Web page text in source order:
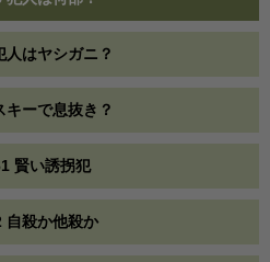
はヤシガニ？
ーで息抜き？
賢い誘拐犯
自殺か他殺か